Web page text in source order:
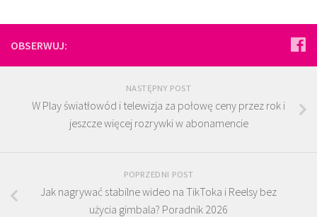
OBSERWUJ:
NASTĘPNY POST
W Play światłowód i telewizja za połowę ceny przez rok i
jeszcze więcej rozrywki w abonamencie
POPRZEDNI POST
Jak nagrywać stabilne wideo na TikToka i Reelsy bez
użycia gimbala? Poradnik 2026